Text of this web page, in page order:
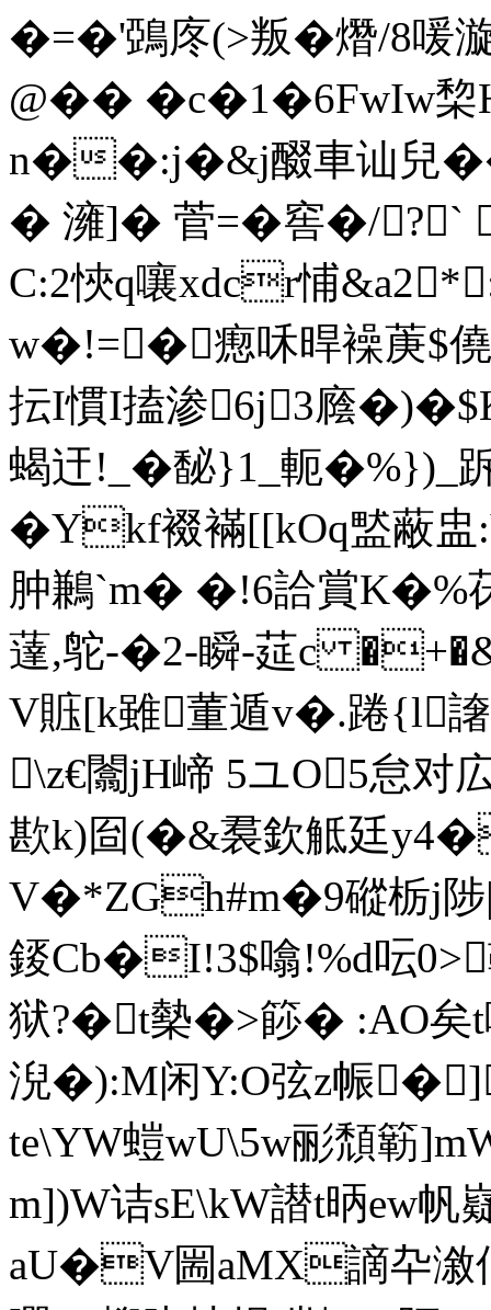
�=�'鵶庝(>叛�熸/8喛漩
@�� �c�1�6FwIw棃H
n��:j�&j醊車讪兒��
� 澭]� 菅=� 窖�/
C:2悏q嚷xdcr悑
w�!=�瘛咊晘襙菮$
抎I慣I搕渗6j3廕
蝎迀!_�馝}1_軛�%})_
�Ykf裰襔[[kOq盢蔽
肿鶼`m� �!6詥賞
薘,鸵-�2-瞬-莚c
V賘[k雖董遁v�.踡{l
\z€闟jH崹 5ユO5怠
歁k)囼(�&裠欽觝廷
V�*ZGh#m�9磫栃j陟
錽Cb�I!3$噏!%d呍0>
狱?�t槷�>篎� :AO
淣�):M闲Y:O弦z帪
te\YW螘wU\5w彨頹簕
m])W诘sE\kW譛t昞ew
aU�V圌aMX謫卆